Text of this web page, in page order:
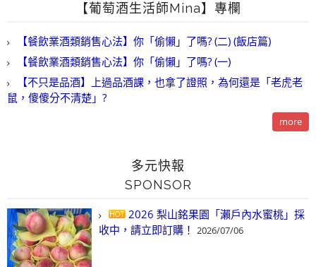
【葡萄酒生活師Mina】專欄
【餐飲業酒類銷售心法】你「偷懶」了嗎? (二) (飯店篇)
【餐飲業酒類銷售心法】你「偷懶」了嗎? (一)
【不只是品酒】上過品酒課，也拿了證照，為何還是「老虎老
鼠，傻傻分不清楚」?
more
多元快報
SPONSOR
2026 梨山銘果園「瀨戶內水蜜桃」採
收中，請立即訂購！ 2026/07/06